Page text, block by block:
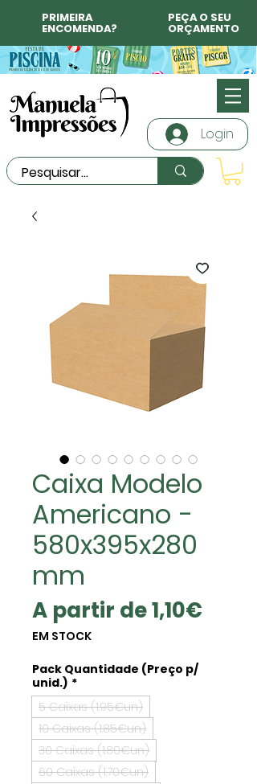
PRIMEIRA
ENCOMENDA?
PEÇA O SEU
ORÇAMENTO
Login
Caixa Modelo
Americano -
580x395x280
mm
A partir de1,10€
EM STOCK
Pack Quantidade (Preço p/
unid.) *
5 Caixas (1.95€un)
10 Caixas (1.85€un)
30 Caixas (1.80€un)
60 Caixas (1.70€un)